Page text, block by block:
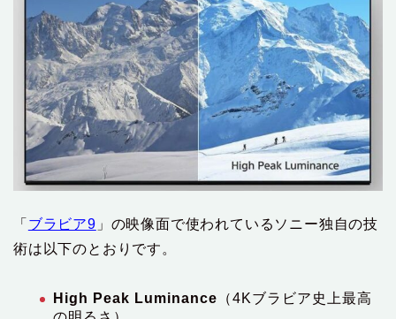
「 ブラビア9 」の映像面で使われているソニー独自の技
術は以下のとおりです。
High Peak Luminance （4Kブラビア史上最高